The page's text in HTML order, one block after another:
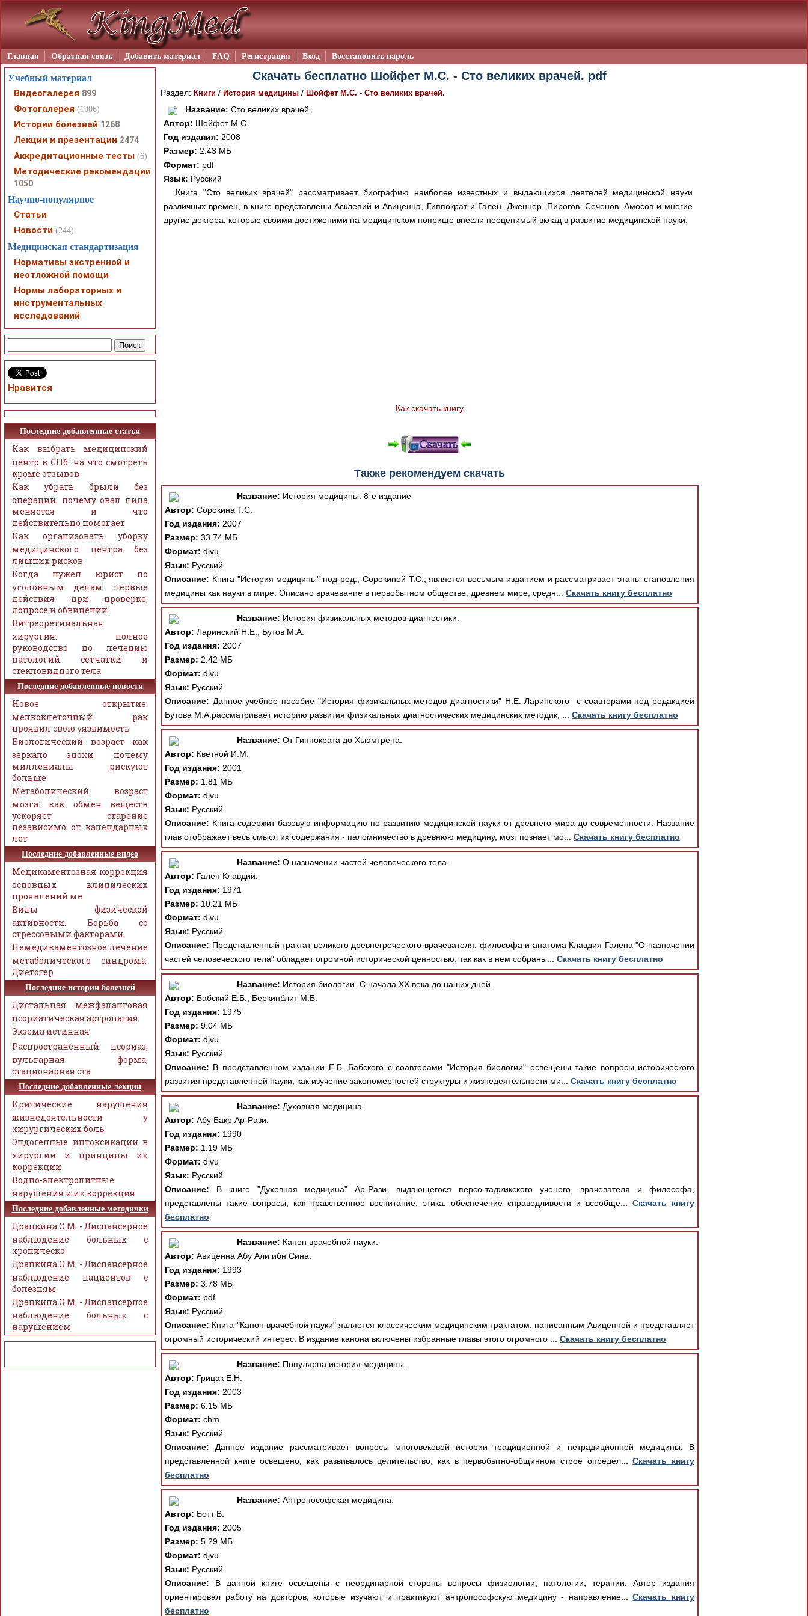
Главная Обратная связь Добавить материал FAQ Регистрация Вход Восстановить пароль
Скачать бесплатно Шойфет М.С. - Сто великих врачей. pdf
Раздел: Книги / История медицины / Шойфет М.С. - Сто великих врачей.
Название: Сто великих врачей.
Автор: Шойфет М.С.
Год издания: 2008
Размер: 2.43 МБ
Формат: pdf
Язык: Русский
Книга "Сто великих врачей" рассматривает биографию наиболее известных и выдающихся деятелей медицинской науки
различных времен, в книге представлены Асклепий и Авиценна, Гиппократ и Гален, Дженнер, Пирогов, Сеченов, Амосов и многие
другие доктора, которые своими достиженими на медицинском поприще внесли неоценимый вклад в развитие медицинской науки.
Как скачать книгу
Также рекомендуем скачать
Название: История медицины. 8-е издание
Автор: Сорокина Т.С.
Год издания: 2007
Размер: 33.74 МБ
Формат: djvu
Язык: Русский
Описание: Книга "История медицины" под ред., Сорокиной Т.С., является восьмым изданием и рассматривает этапы становления
медицины как науки в мире. Описано врачевание в первобытном обществе, древнем мире, средн... Скачать книгу бесплатно
Название: История физикальных методов диагностики.
Автор: Ларинский Н.Е., Бутов М.А.
Год издания: 2007
Размер: 2.42 МБ
Формат: djvu
Язык: Русский
Описание: Данное учебное пособие "История физикальных методов диагностики" Н.Е. Ларинского с соавторами под редакцией
Бутова М.А.рассматривает историю развития физикальных диагностических медицинских методик, ... Скачать книгу бесплатно
Название: От Гиппократа до Хьюмтрена.
Автор: Кветной И.М.
Год издания: 2001
Размер: 1.81 МБ
Формат: djvu
Язык: Русский
Описание: Книга содержит базовую информацию по развитию медицинской науки от древнего мира до современности. Название
глав отображает весь смысл их содержания - паломничество в древнюю медицину, мозг познает мо... Скачать книгу бесплатно
Название: О назначении частей человеческого тела.
Автор: Гален Клавдий.
Год издания: 1971
Размер: 10.21 МБ
Формат: djvu
Язык: Русский
Описание: Представленный трактат великого древнегреческого врачевателя, философа и анатома Клавдия Галена "О назначении
частей человеческого тела" обладает огромной исторической ценностью, так как в нем собраны... Скачать книгу бесплатно
Название: История биологии. С начала ХХ века до наших дней.
Автор: Бабский Е.Б., Беркинблит М.Б.
Год издания: 1975
Размер: 9.04 МБ
Формат: djvu
Язык: Русский
Описание: В представленном издании Е.Б. Бабского с соавторами "История биологии" освещены такие вопросы исторического
развития представленной науки, как изучение закономерностей структуры и жизнедеятельности ми... Скачать книгу бесплатно
Название: Духовная медицина.
Автор: Абу Бакр Ар-Рази.
Год издания: 1990
Размер: 1.19 МБ
Формат: djvu
Язык: Русский
Описание: В книге "Духовная медицина" Ар-Рази, выдающегося персо-таджикского ученого, врачевателя и философа,
представлены такие вопросы, как нравственное воспитание, этика, обеспечение справедливости и всеобще... Скачать книгу
бесплатно
Название: Канон врачебной науки.
Автор: Авиценна Абу Али ибн Сина.
Год издания: 1993
Размер: 3.78 МБ
Формат: pdf
Язык: Русский
Описание: Книга "Канон врачебной науки" является классическим медицинским трактатом, написанным Авиценной и представляет
огромный исторический интерес. В издание канона включены избранные главы этого огромного ... Скачать книгу бесплатно
Название: Популярна история медицины.
Автор: Грицак Е.Н.
Год издания: 2003
Размер: 6.15 МБ
Формат: chm
Язык: Русский
Описание: Данное издание рассматривает вопросы многовековой истории традиционной и нетрадиционной медицины. В
представленной книге освещено, как развивалось целительство, как в первобытно-общинном строе определ...Скачать книгу
бесплатно
Название: Антропософская медицина.
Автор: Ботт В.
Год издания: 2005
Размер: 5.29 МБ
Формат: djvu
Язык: Русский
Описание: В данной книге освещены с неординарной стороны вопросы физиологии, патологии, терапии. Автор издания
ориентировал работу на докторов, которые изучают и практикуют антропософскую медицину - направление...Скачать книгу
бесплатно
Учебный материал
Видеогалерея 899
Фотогалерея (1906)
Истории болезней 1268
Лекции и презентации 2474
Аккредитационные тесты (6)
Методические рекомендации
1050
Научно-популярное
Статьи
Новости (244)
Медицинская стандартизация
Нормативы экстренной и
неотложной помощи
Нормы лабораторных и
инструментальных
исследований
Нравится
Последние добавленные статьи
Как выбрать медицинский
центр в СПб: на что смотреть
кроме отзывов
Как убрать брыли без
операции: почему овал лица
меняется и что
действительно помогает
Как организовать уборку
медицинского центра без
лишних рисков
Когда нужен юрист по
уголовным делам: первые
действия при проверке,
допросе и обвинении
Витреоретинальная
хирургия: полное
руководство по лечению
патологий сетчатки и
стекловидного тела
Последние добавленные новости
Новое открытие:
мелкоклеточный рак
проявил свою уязвимость
Биологический возраст как
зеркало эпохи: почему
миллениалы рискуют
больше
Метаболический возраст
мозга: как обмен веществ
ускоряет старение
независимо от календарных
лет
Последние добавленные видео
Медикаментозная коррекция
основных клинических
проявлений ме
Виды физической
активности. Борьба со
стрессовыми факторами.
Немедикаментозное лечение
метаболического синдрома.
Диетотер
Последние истории болезней
Дистальная межфаланговая
псориатическая артропатия
Экзема истинная
Распространённый псориаз,
вульгарная форма,
стационарная ста
Последние добавленные лекции
Критические нарушения
жизнедеятельности у
хирургических боль
Эндогенные интоксикации в
хирургии и принципы их
коррекции
Водно-электролитные
нарушения и их коррекция
Последние добавленные методички
Драпкина О.М. - Диспансерное
наблюдение больных с
хроническо
Драпкина О.М. - Диспансерное
наблюдение пациентов с
болезням
Драпкина О.М. - Диспансерное
наблюдение больных с
нарушением